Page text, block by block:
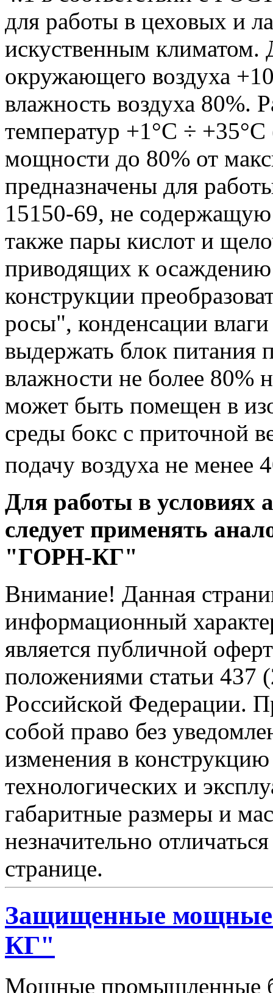
для работы в цеховых и
искуственным климатом.
окружающего воздуха
влажность воздуха 80%.
температур +1°С ÷
мощности до 80% от
предназначены для
15150-69, не
также пары кислот и
приводящих к осаждению
конструкции
росы", конденсации
выдержать блок питания
влажности не более 80%
может быть помещен в
среды бокс с приточной
подачу воздуха не менее
Для работы в условиях
следует применять
"ГОРН-КГ"
Внимание! Данная
информационный
является публичной
положениями статьи 437
Российской Федерации.
собой право без
изменения в
технологических и
габаритные размеры и
незначительно
странице.
Защищенные
КГ"
Мощные промышленные